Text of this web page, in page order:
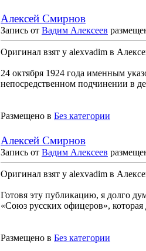
Алексей Смирнов
Запись от Вадим Алексеев
Оригинал взят у alexvadim в
24 октября 1924 года именным
непосредственном подчинении в
Размещено в Без категории
Алексей Смирнов
Запись от Вадим Алексеев
Оригинал взят у alexvadim в
Готовя эту публикацию, я долго
«Союз русских офицеров»,
Размещено в Без категории